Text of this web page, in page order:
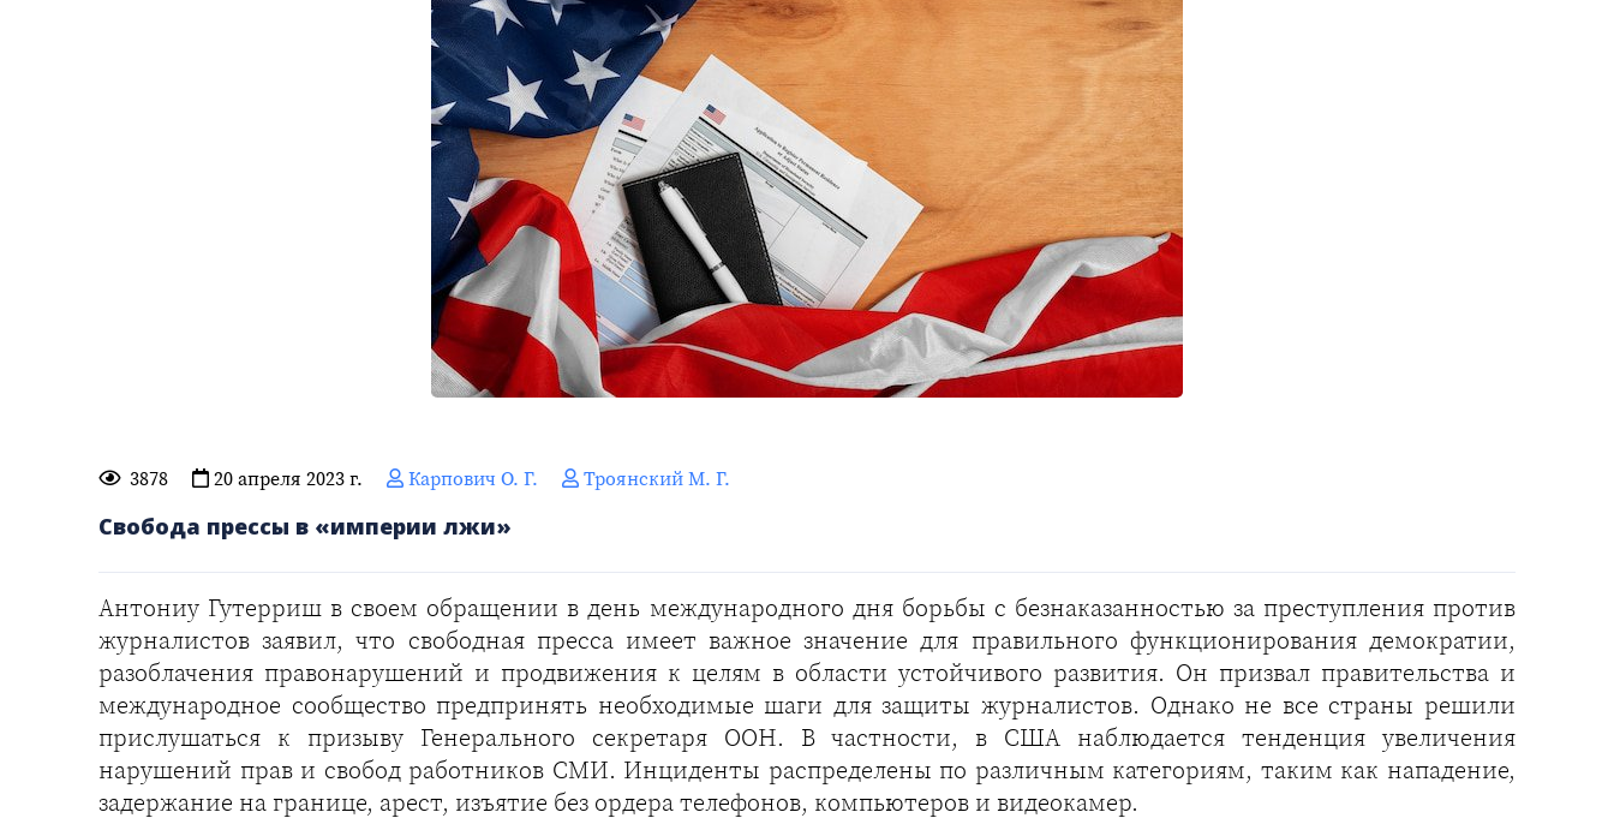
3878 20 апреля 2023 г. Карпович О. Г. Троянский М. Г.
Свобода прессы в «империи лжи»
Антониу Гутерриш в своем обращении в день международного дня борьбы с безнаказанностью за преступления против
журналистов заявил, что свободная пресса имеет важное значение для правильного функционирования демократии,
разоблачения правонарушений и продвижения к целям в области устойчивого развития. Он призвал правительства и
международное сообщество предпринять необходимые шаги для защиты журналистов. Однако не все страны решили
прислушаться к призыву Генерального секретаря ООН. В частности, в США наблюдается тенденция увеличения
нарушений прав и свобод работников СМИ. Инциденты распределены по различным категориям, таким как нападение,
задержание на границе, арест, изъятие без ордера телефонов, компьютеров и видеокамер.